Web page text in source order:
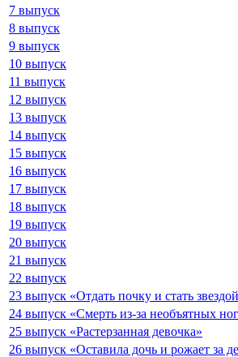
7 выпуск
8 выпуск
9 выпуск
10 выпуск
11 выпуск
12 выпуск
13 выпуск
14 выпуск
15 выпуск
16 выпуск
17 выпуск
18 выпуск
19 выпуск
20 выпуск
21 выпуск
22 выпуск
23 выпуск «Отдать почку и стать
24 выпуск «Смерть из-за необъятных
25 выпуск «Растерзанная девочка»
26 выпуск «Оставила дочь и рожает за